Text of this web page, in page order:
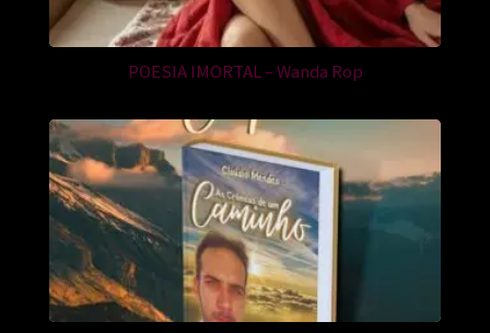
POESIA IMORTAL – Wanda Rop